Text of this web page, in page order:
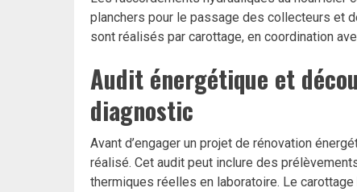
planchers pour le passage des collecteurs et
sont réalisés par carottage, en coordination
Audit énergétique et
diagnostic
Avant d’engager un projet de rénovation
réalisé. Cet audit peut inclure des
thermiques réelles en laboratoire. Le